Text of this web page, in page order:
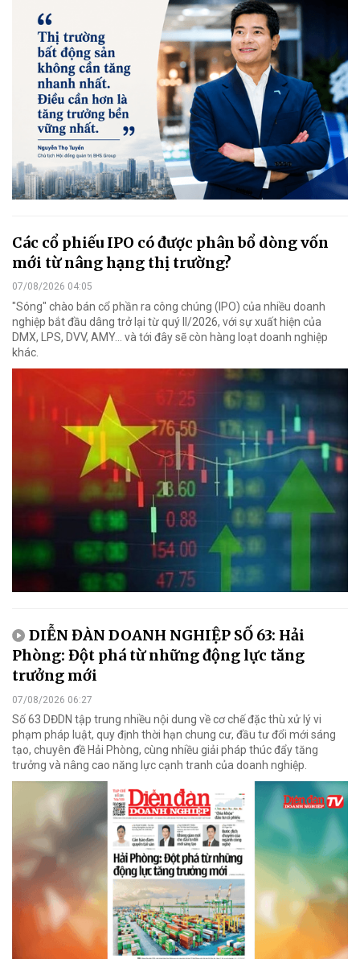
Các cổ phiếu IPO có được phân bổ dòng vốn
mới từ nâng hạng thị trường?
07/08/2026 04:05
"Sóng" chào bán cổ phần ra công chúng (IPO) của nhiều doanh
nghiệp bắt đầu dâng trở lại từ quý II/2026, với sự xuất hiện của
DMX, LPS, DVV, AMY... và tới đây sẽ còn hàng loạt doanh nghiệp
khác.
DIỄN ĐÀN DOANH NGHIỆP SỐ 63: Hải
Phòng: Đột phá từ những động lực tăng
trưởng mới
07/08/2026 06:27
Số 63 DĐDN tập trung nhiều nội dung về cơ chế đặc thù xử lý vi
phạm pháp luật, quy định thời hạn chung cư, đầu tư đổi mới sáng
tạo, chuyên đề Hải Phòng, cùng nhiều giải pháp thúc đẩy tăng
trưởng và nâng cao năng lực cạnh tranh của doanh nghiệp.